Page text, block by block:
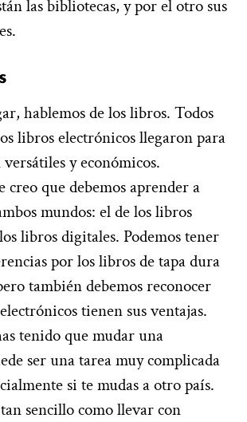
las bibliotecas, y por el otro sus
hablemos de los libros. Todos
libros electrónicos llegaron para
y económicos.
creo que debemos aprender a
mundos: el de los libros
libros digitales. Podemos tener
por los libros de tapa dura
también debemos reconocer
tienen sus ventajas.
tenido que mudar una
ser una tarea muy complicada
si te mudas a otro país.
sencillo como llevar con